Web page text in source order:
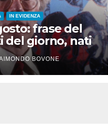
IN EVIDENZA
frase del
del giorno, nati
oggi
BOVONE